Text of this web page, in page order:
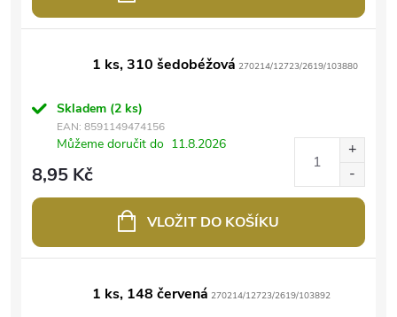
1 ks, 310 šedobéžová 270214/12723/2619/103880
Skladem (2 ks)
EAN: 8591149474156
Můžeme doručit do 11.8.2026
8,95 Kč
VLOŽIT DO KOŠÍKU
1 ks, 148 červená 270214/12723/2619/103892